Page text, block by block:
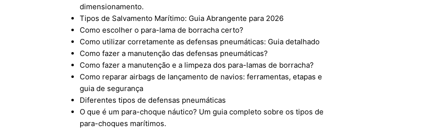
dimensionamento.
Tipos de Salvamento Marítimo: Guia Abrangente para 2026
Como escolher o para-lama de borracha certo?
Como utilizar corretamente as defensas pneumáticas: Guia detalhado
Como fazer a manutenção das defensas pneumáticas?
Como fazer a manutenção e a limpeza dos para-lamas de borracha?
Como reparar airbags de lançamento de navios: ferramentas, etapas e
guia de segurança
Diferentes tipos de defensas pneumáticas
O que é um para-choque náutico? Um guia completo sobre os tipos de
para-choques marítimos.